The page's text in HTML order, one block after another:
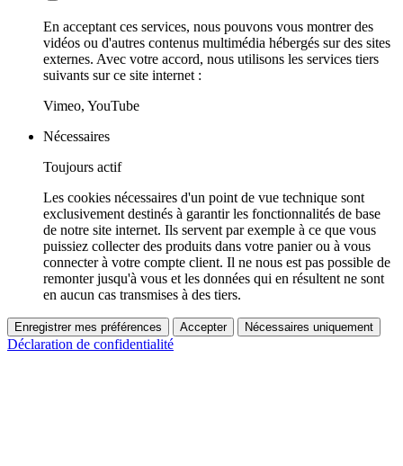
En acceptant ces services, nous pouvons vous montrer des
vidéos ou d'autres contenus multimédia hébergés sur des sites
externes. Avec votre accord, nous utilisons les services tiers
suivants sur ce site internet :
Vimeo, YouTube
Nécessaires
Toujours actif
Les cookies nécessaires d'un point de vue technique sont
exclusivement destinés à garantir les fonctionnalités de base
de notre site internet. Ils servent par exemple à ce que vous
puissiez collecter des produits dans votre panier ou à vous
connecter à votre compte client. Il ne nous est pas possible de
remonter jusqu'à vous et les données qui en résultent ne sont
en aucun cas transmises à des tiers.
Enregistrer mes préférences Accepter Nécessaires uniquement
Déclaration de confidentialité